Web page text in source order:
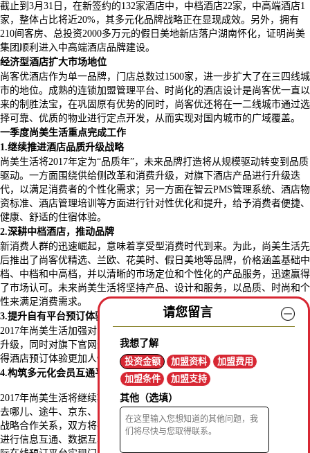
截止到 3月 31 日，在新签约的132家酒店中，中档酒店22家，中高端酒店1
家，整体占比将近20%，其多元化品牌战略正在显现成效。另外，拥有
210间客房、总投资2000多万元的假日美地新店落户湖南怀化，证明尚美
集团顺利进入中高端酒店品牌建设。
经济型酒店扩大市场地位
尚客优酒店作为单一品牌，门店总数过1500家，进一步扩大了在三四线城
市的地位。成熟的连锁加盟管理平台、时尚化的酒店设计是尚客优一直以
来的制胜法宝，在巩固原有优势的同时，尚客优还将在一二线城市通过选
择可靠、优质的物业进行定点开发，从而实现对国内城市的广域覆盖。
一季度尚美生活重点完成工作
1.继续推进酒店品质升级战略
尚美生活将2017年定为“品质年”，未来品牌打造将从规模驱动转变到品质
驱动。一方面围绕供给侧改革和消费升级，对旗下酒店产品进行升级迭
代，以满足消费者的个性化需求；另一方面在智云PMS管理系统、酒店物
资标准、酒店管理培训等方面进行针对性优化和提升，给予消费者便捷、
健康、舒适的住宿体验。
2.深耕中档酒店，推动品牌
新消费人群的迅速崛起，意味着享受型消费时代到来。为此，尚美生活先
后推出了尚客优精选、兰欧、花美时、假日美地等品牌，价格涵盖基础中
档、中档和中高档，并以清晰的市场定位和个性化的产品服务，迅速赢得
了市场认可。未来尚美生活将坚持产品、设计和服务，以品质、时尚和个
性来满足消费需求。
3.提升自有平台预订体验
2017年尚美生活加强对自有酒店预订平台、智云
升级，同时对旗下官网进行了全新改版，优化了浏览体验和预订接口，使
得酒店预订体验更加人性化、智能化。
4.构筑多元化会员互通平台
2017年尚美生活将继续巩固和扩大对外合作渠道，国内美团点评、飞猪、
去哪儿、途牛、京东、同程等国内OTA
和电子商务平台均与尚美生活建立
战略合作关系，双方将在会员互通、会员特惠、“住宿 +消费场景”等方面
进行信息互通、数据互享、活动互惠等合作；同时和
请您留言
我想了解
投资金额
加盟资料
加盟费用
加盟条件
加盟支持
其他（选填）